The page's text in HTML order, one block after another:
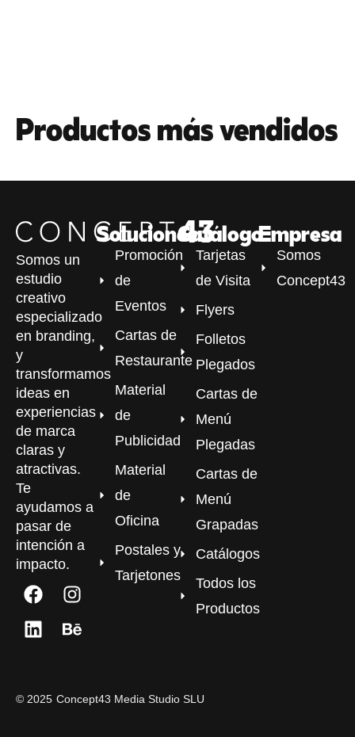
Productos más vendidos
Somos un
estudio
creativo
especializado
en branding,
y
transformamos
ideas en
experiencias
de marca
claras y
atractivas.
Te
ayudamos a
pasar de
intención a
impacto.
Soluciones
Promoción
de
Eventos
Cartas de
Restaurante
Material
de
Publicidad
Material
de
Oficina
Postales y
Tarjetones
Catálogo
Tarjetas
de Visita
Flyers
Folletos
Plegados
Cartas de
Menú
Plegadas
Cartas de
Menú
Grapadas
Catálogos
Todos los
Productos
Empresa
Somos
Concept43
© 2025 Concept43 Media Studio SLU